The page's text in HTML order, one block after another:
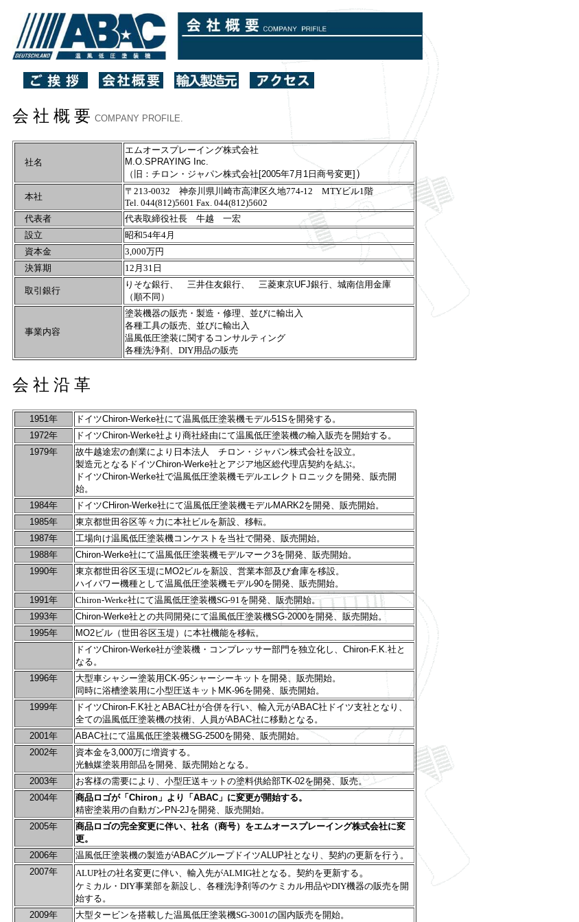
会 社 概 要 COMPANY PROFILE.
社名
エムオースプレーイング株式会社
M.O.SPRAYING Inc.
（旧：チロン・ジャパン株式会社[2005年7月1日商号変更]）
本社
〒213-0032 神奈川県川崎市高津区久地774-12 MTYビル1階
Tel. 044(812)5601 Fax. 044(812)5602
代表者
代表取締役社長 牛越 一宏
設立
昭和54年4月
資本金
3,000万円
決算期
12月31日
取引銀行
りそな銀行、 三井住友銀行、 三菱東京UFJ銀行、城南信用金庫
（順不同）
事業内容
塗装機器の販売・製造・修理、並びに輸出入
各種工具の販売、並びに輸出入
温風低圧塗装に関するコンサルティング
各種洗浄剤、DIY用品の販売
会 社 沿 革
1951年
ドイツChiron-Werke社にて温風低圧塗装機モデル51Sを開発する。
1972年
ドイツChiron-Werke社より商社経由にて温風低圧塗装機の輸入販売を開始する。
1979年
故牛越途宏の創業により日本法人 チロン・ジャパン株式会社を設立。
製造元となるドイツChiron-Werke社とアジア地区総代理店契約を結ぶ。
ドイツChiron-Werke社で温風低圧塗装機モデルエレクトロニックを開発、販売開
始。
1984年
ドイツCHiron-Werke社にて温風低圧塗装機モデルMARK2を開発、販売開始。
1985年
東京都世田谷区等々力に本社ビルを新設、移転。
1987年
工場向け温風低圧塗装機コンケストを当社で開発、販売開始。
1988年
Chiron-Werke社にて温風低圧塗装機モデルマーク3を開発、販売開始。
1990年
東京都世田谷区玉堤にMO2ビルを新設、営業本部及び倉庫を移設。
ハイパワー機種として温風低圧塗装機モデル90を開発、販売開始。
1991年
Chiron-Werke社にて温風低圧塗装機SG-91を開発、販売開始。
1993年
Chiron-Werke社との共同開発にて温風低圧塗装機SG-2000を開発、販売開始。
1995年
MO2ビル（世田谷区玉堤）に本社機能を移転。
ドイツChiron-Werke社が塗装機・コンプレッサー部門を独立化し、Chiron-F.K.社と
なる。
1996年
大型車シャシー塗装用CK-95シャーシーキットを開発、販売開始。
同時に浴槽塗装用に小型圧送キットMK-96を開発、販売開始。
1999年
ドイツChiron-F.K社とABAC社が合併を行い、輸入元がABAC社ドイツ支社となり、
全ての温風低圧塗装機の技術、人員がABAC社に移動となる。
2001年
ABAC社にて温風低圧塗装機SG-2500を開発、販売開始。
2002年
資本金を3,000万に増資する。
光触媒塗装用部品を開発、販売開始となる。
2003年
お客様の需要により、小型圧送キットの塗料供給部TK-02を開発、販売。
2004年
商品ロゴが「Chiron」より「ABAC」に変更が開始する。
精密塗装用の自動ガンPN-2Jを開発、販売開始。
2005年
商品ロゴの完全変更に伴い、社名（商号）をエムオースプレーイング株式会社に変
更。
2006年
温風低圧塗装機の製造がABACグループドイツALUP社となり、契約の更新を行う。
2007年
ALUP社の社名変更に伴い、輸入先がALMIG社となる。契約を更新する 。
ケミカル・DIY事業部を新設し、各種洗浄剤等のケミカル用品やDIY機器の販売を開
始する。
2009年
大型タービンを搭載した温風低圧塗装機SG-3001の国内販売を開始。